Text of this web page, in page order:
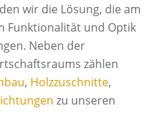
wir die Lösung, die am
Funktionalität und Optik
Neben der
zählen
, Holzzuschnitte,
zu unseren